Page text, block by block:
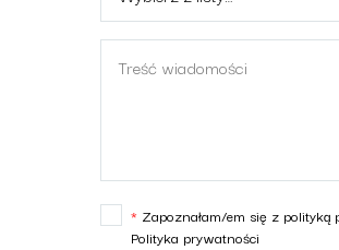
* Zapoznałam/em się z
Polityka prywatności